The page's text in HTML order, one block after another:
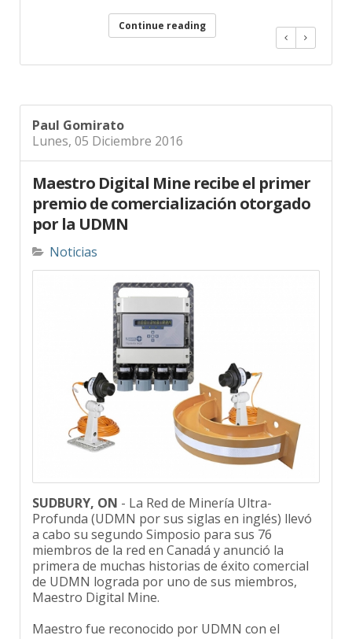
Continue reading
Lunes, 05 Diciembre 2016
Maestro Digital Mine recibe el primer
premio de comercialización otorgado
por la UDMN
Profunda (UDMN por sus siglas en inglés) llevó
a cabo su segundo Simposio para sus 76
miembros de la red en Canadá y anunció la
primera de muchas historias de éxito comercial
de UDMN lograda por uno de sus miembros,
Maestro Digital Mine.
premio de Logro Sobresaliente en